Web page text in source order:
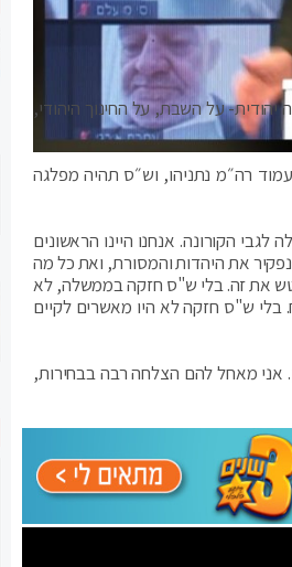
על השבת, על החינוך היהודי,
רה״מ נתניהו, וש״ס תהיה מפלגה
הקורונה. אנחנו היינו הראשונים
את היהדות והמסורת, ואת כל מה
את זה. בלי ש"ס חזקה בממשלה, לא
בלי ש"ס חזקה לא היו מאשרים לקיים
אני מאחל להם הצלחה רבה בבחירות,